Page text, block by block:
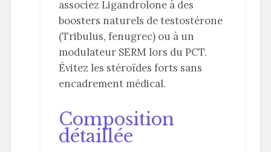
associez Ligandrolone à des
boosters naturels de testostérone
(Tribulus, fenugrec) ou à un
modulateur SERM lors du PCT.
Évitez les stéroïdes forts sans
encadrement médical.
Composition
détaillée